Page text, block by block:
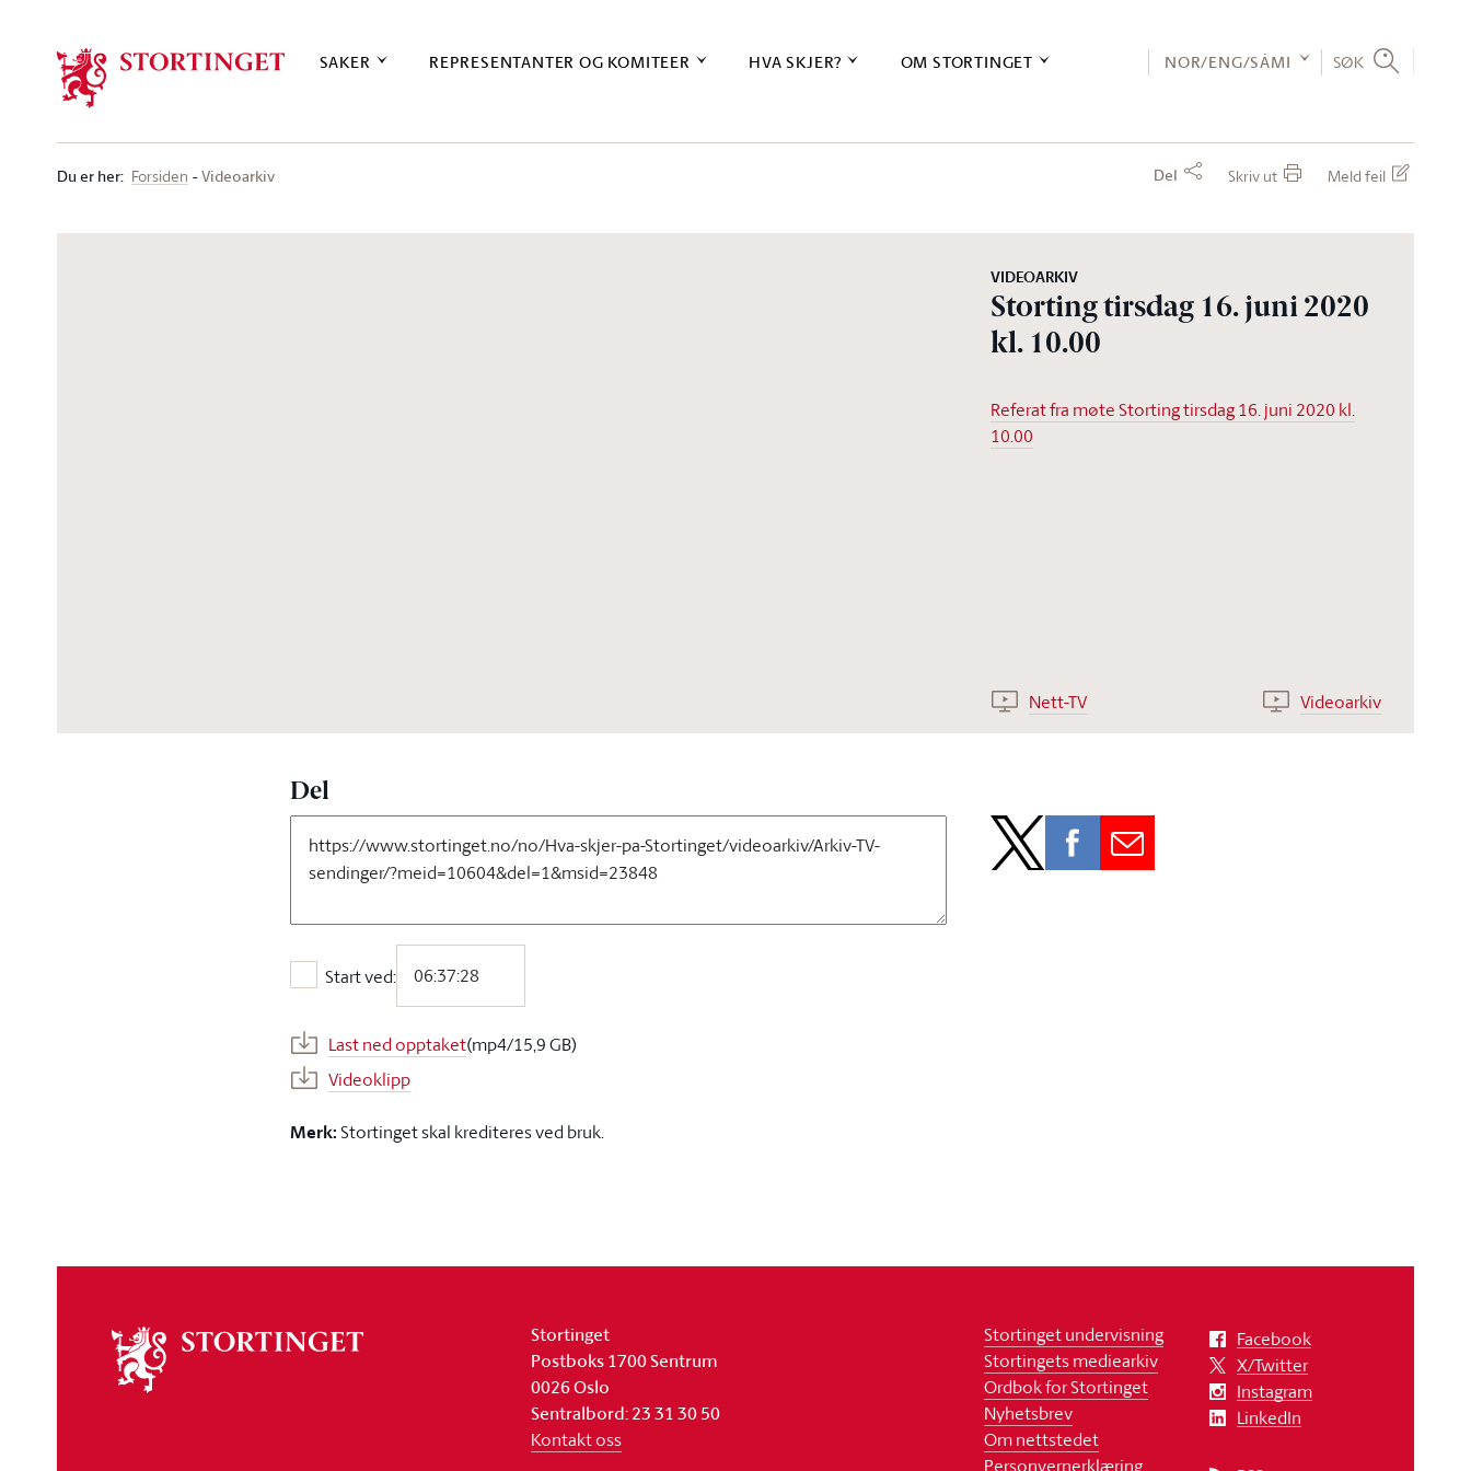
SAKER REPRESENTANTER OG KOMITEER HVA SKJER? OM STORTINGET NOR/ENG/SÁMI SØK
Du er her: Forsiden Videoarkiv Del Skriv ut Meld feil
VIDEOARKIV
Storting tirsdag 16. juni 2020
kl. 10.00
Referat fra møte Storting tirsdag 16. juni 2020 kl.
10.00
Nett-TV Videoarkiv
Del
Start ved:
Start ved:
Last ned opptaket(mp4/15,9 GB)
Videoklipp
Merk:Stortinget skal krediteres ved bruk.
stortinget
Stortinget
Postboks 1700 Sentrum
0026 Oslo
Sentralbord: 23 31 30 50
Kontakt oss
Stortinget undervisning
Stortingets mediearkiv
Ordbok for Stortinget
Nyhetsbrev
Om nettstedet
Personvernerklæring
Facebook
X/Twitter
Instagram
LinkedIn